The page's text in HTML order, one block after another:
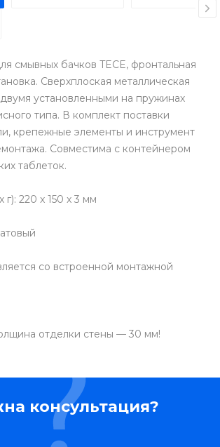
смывных бачков TECE, фронтальная
Сверхплоская металлическая
установленными на пружинах
типа. В комплект поставки
крепежные элементы и инструмент
Совместима с контейнером
таблеток.
220 x 150 x 3 мм
со встроенной монтажной
отделки стены — 30 мм!
консультация?